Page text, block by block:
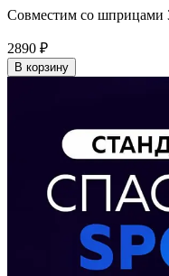
Совместим со шприцами
2890 ₽
В корзину